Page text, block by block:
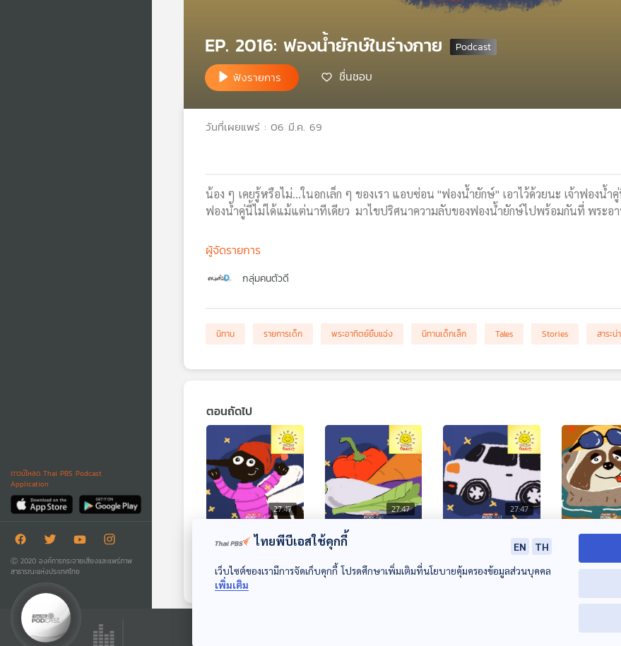
ดาวน์โหลด Thai PBS Podcast
Application
Ⓒ 2020 องค์การกระจายเสียงและแพร่ภาพ
สาธารณะแห่งประเทศไทย
EP. 2016: ฟองน้ำยักษ์ในร่างกาย
ฟังรายการ ชื่นชอบ
วันที่เผยแพร่ : 06 มี.ค. 69
น้อง ๆ เคยรู้หรือไม่...ในอกเล็ก ๆ ของเรา แอบซ่อน "ฟองน้ำยักษ์" เอาไว้ด้วยนะ เจ้าฟองน้ำ
ฟองน้ำคู่นี้ไม่ได้แม้แต่นาทีเดียว มาไขปริศนาความลับของฟองน้ำยักษ์ไปพร้อมกันที่ พระอ
ผู้จัดรายการ
กลุ่มคนตัวดี
นิทาน รายการเด็ก พระอาทิตย์ยิ้มแฉ่ง นิทานเด็กเล็ก Tales Stories สาระน่
ตอนถัดไป
27:47
EP. 2017: ยุงชอบ
พระอาทิตย์ยิ้มแฉ่ง
27:47
EP. 2018: ตะลุย
อาณาจักร ผัก 5 สี
พระอาทิตย์ยิ้มแฉ่ง
27:47
EP. 2019: เสียงแตร
ภาษาลับของรถยนต์
พระอาทิตย์ยิ้มแฉ่ง
EP. 2020:
(Sloth) นัก
พระอาทิตย์ยิ้ม
ไทยพีบีเอสใช้คุกกี้ EN
TH
เว็บไซต์ของเรามีการจัดเก็บคุกกี้ โปรดศึกษาเพิ่มเติมที่นโยบายคุ้มครองข้อมูลส่วนบุคคล
เพิ่มเติม